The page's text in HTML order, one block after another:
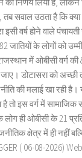
तब सवाल उठता है कि
इसी वर्ष होने वाले
जातियों के लोगों को
में ओबीसी वर्ग की
जाए। डोटासरा को
की मलाई खा रही है।
है तो इस वर्ग में
ही ओबीसी के 21
क्षेत्र में ही नहीं
( 06-08-2026)